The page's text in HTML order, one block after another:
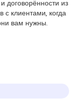
договорённости из
с клиентами, когда
вам нужны.